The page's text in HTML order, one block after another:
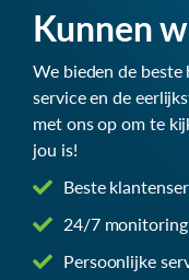
Kunnen
We bieden de
service en de
met ons op om te
jou is!
Beste
24/7 monitoring
Persoonlijke